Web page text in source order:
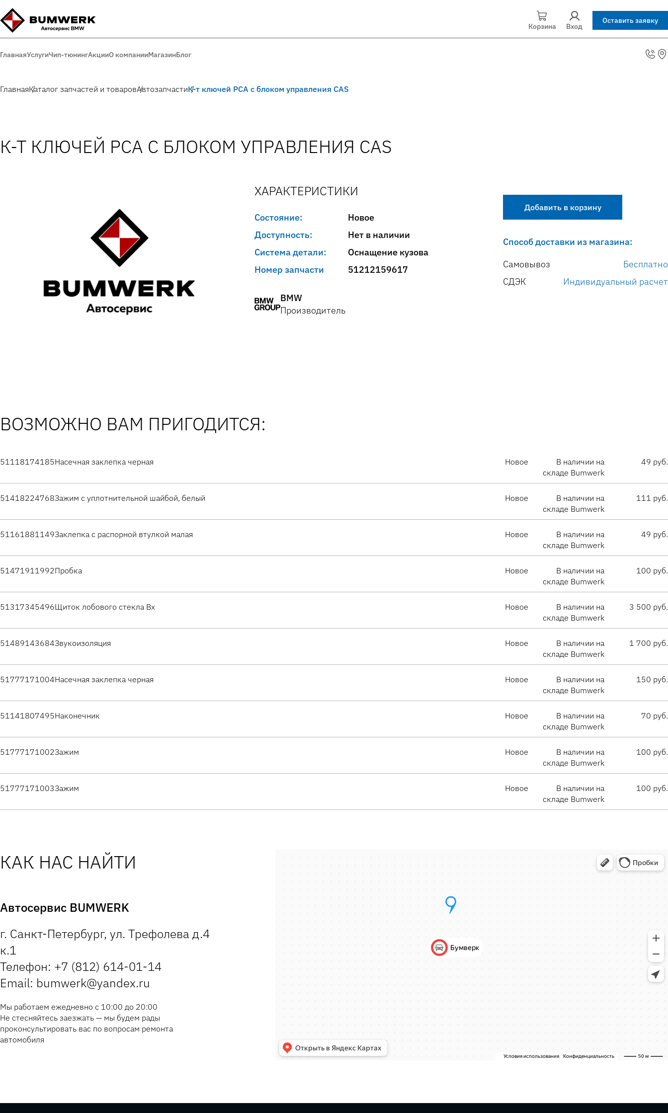
Корзина Вход
Оставить заявку
ГлавнаяУслугиЧип-тюнингАкцииО компанииМагазинБлог
ГлавнаяКаталог запчастей и товаровАвтозапчастиК-т ключей PCA с блоком управления CAS
К-Т КЛЮЧЕЙ PCA С БЛОКОМ УПРАВЛЕНИЯ CAS
ХАРАКТЕРИСТИКИ
Состояние:
Новое
Доступность:
Нет в наличии
Система детали:
Оснащение кузова
Номер запчасти
51212159617
BMW
Производитель
Добавить в корзину
Способ доставки из магазина:
Самовывоз
Бесплатно
СДЭК
Индивидуальный расчет
ВОЗМОЖНО ВАМ ПРИГОДИТСЯ:
51118174185Насечная заклепка черная Новое
В наличии на
складе Bumwerk
49 руб.
51418224768Зажим с уплотнительной шайбой, белый Новое
В наличии на
складе Bumwerk
111 руб.
51161881149Заклепка с распорной втулкой малая Новое
В наличии на
складе Bumwerk
49 руб.
51471911992Пробка Новое
В наличии на
складе Bumwerk
100 руб.
51317345496Щиток лобового стекла Вх Новое
В наличии на
складе Bumwerk
3 500 руб.
51489143684Звукоизоляция Новое
В наличии на
складе Bumwerk
1 700 руб.
51777171004Насечная заклепка черная Новое
В наличии на
складе Bumwerk
150 руб.
51141807495Наконечник Новое
В наличии на
складе Bumwerk
70 руб.
51777171002Зажим Новое
В наличии на
складе Bumwerk
100 руб.
51777171003Зажим Новое
В наличии на
складе Bumwerk
100 руб.
КАК НАС НАЙТИ
Автосервис BUMWERK
г. Санкт-Петербург, ул. Трефолева д.4
к.1
Телефон: +7 (812) 614-01-14
Email: bumwerk@yandex.ru
Мы работаем ежедневно с 10:00 до 20:00
Не стесняйтесь заезжать — мы будем рады
проконсультировать вас по вопросам ремонта
автомобиля